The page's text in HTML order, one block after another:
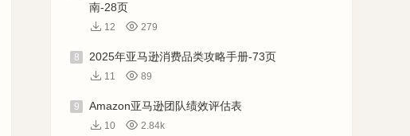
南-28页
12 279
8 2025年亚马逊消费品类攻略手册-73页
11 89
9 Amazon亚马逊团队绩效评估表
10 2.84k